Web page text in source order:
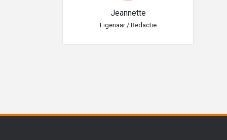
Jeannette
Eigenaar / Redactie